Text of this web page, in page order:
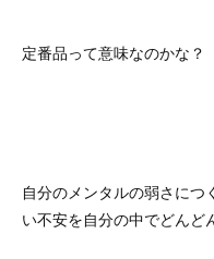
定番品って意味なのかな？
自分のメンタルの弱さにつ
い不安を自分の中でどんど